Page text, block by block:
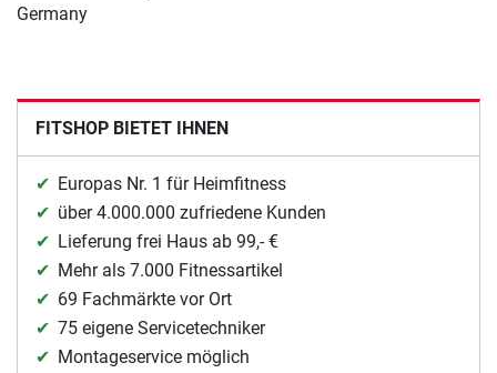
Germany
FITSHOP BIETET IHNEN
Europas Nr. 1 für Heimfitness
über 4.000.000 zufriedene Kunden
Lieferung frei Haus ab 99,- €
Mehr als 7.000 Fitnessartikel
69 Fachmärkte vor Ort
75 eigene Servicetechniker
Montageservice möglich